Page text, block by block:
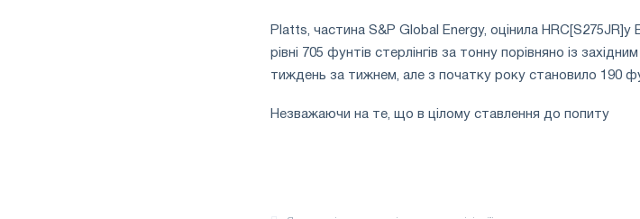
Platts, частина S&P Global Energy, оцінила HRC[S275JR]у
рівні 705 фунтів стерлінгів за тонну порівняно із
тиждень за тижнем, але з початку року становило 190
Незважаючи на те, що в цілому ставлення до попиту